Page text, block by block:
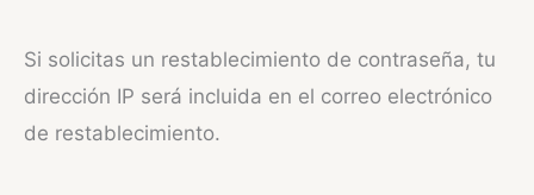
Si solicitas un restablecimiento de contraseña, tu
dirección IP será incluida en el correo electrónico
de restablecimiento.